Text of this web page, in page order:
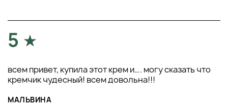
5
всем привет, купила этот крем и…. могу сказать что
кремчик чудесный! всем довольна!!!
МАЛЬВИНА